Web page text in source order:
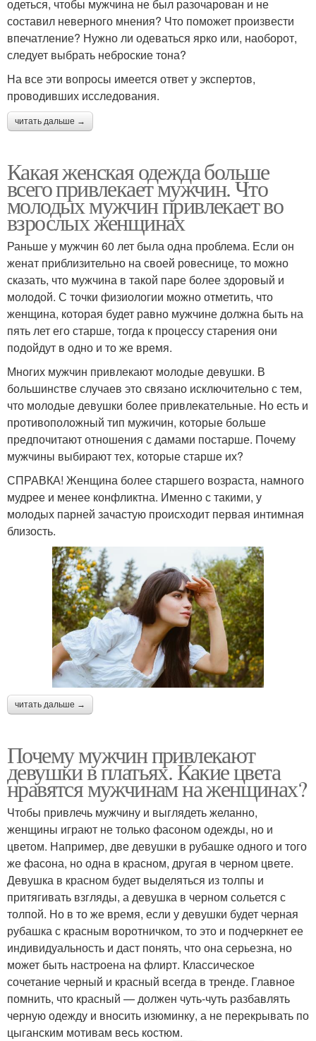
одеться, чтобы мужчина не был разочарован и не
составил неверного мнения? Что поможет произвести
впечатление? Нужно ли одеваться ярко или, наоборот,
следует выбрать неброские тона?
На все эти вопросы имеется ответ у экспертов,
проводивших исследования.
читать дальше →
Какая женская одежда больше
всего привлекает мужчин. Что
молодых мужчин привлекает во
взрослых женщинах
Раньше у мужчин 60 лет была одна проблема. Если он
женат приблизительно на своей ровеснице, то можно
сказать, что мужчина в такой паре более здоровый и
молодой. С точки физиологии можно отметить, что
женщина, которая будет равно мужчине должна быть на
пять лет его старше, тогда к процессу старения они
подойдут в одно и то же время.
Многих мужчин привлекают молодые девушки. В
большинстве случаев это связано исключительно с тем,
что молодые девушки более привлекательные. Но есть и
противоположный тип мужичин, которые больше
предпочитают отношения с дамами постарше. Почему
мужчины выбирают тех, которые старше их?
СПРАВКА! Женщина более старшего возраста, намного
мудрее и менее конфликтна. Именно с такими, у
молодых парней зачастую происходит первая интимная
близость.
читать дальше →
Почему мужчин привлекают
девушки в платьях. Какие цвета
нравятся мужчинам на женщинах?
Чтобы привлечь мужчину и выглядеть желанно,
женщины играют не только фасоном одежды, но и
цветом. Например, две девушки в рубашке одного и того
же фасона, но одна в красном, другая в черном цвете.
Девушка в красном будет выделяться из толпы и
притягивать взгляды, а девушка в черном сольется с
толпой. Но в то же время, если у девушки будет черная
рубашка с красным воротничком, то это и подчеркнет ее
индивидуальность и даст понять, что она серьезна, но
может быть настроена на флирт. Классическое
сочетание черный и красный всегда в тренде. Главное
помнить, что красный — должен чуть-чуть разбавлять
черную одежду и вносить изюминку, а не перекрывать по
цыганским мотивам весь костюм.